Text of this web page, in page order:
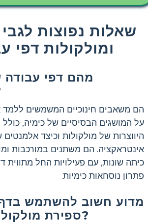
שאלות נפוצות
ומולקולות דפי
מהם דפי עבודה
הם משאבים חינוכיים המשמשים
על המושגים הבסיסיים של כימיה,
היווצרות של מולקולות וכיצד אלמנטים
אינטראקציה. הם משתנים במורכבות
כיתה שונות, עם פעילויות החל מתווית
פתרון נוסחאות כימיות.
מדוע חשוב להשתמש
ספירת מולקולות ואטומים?